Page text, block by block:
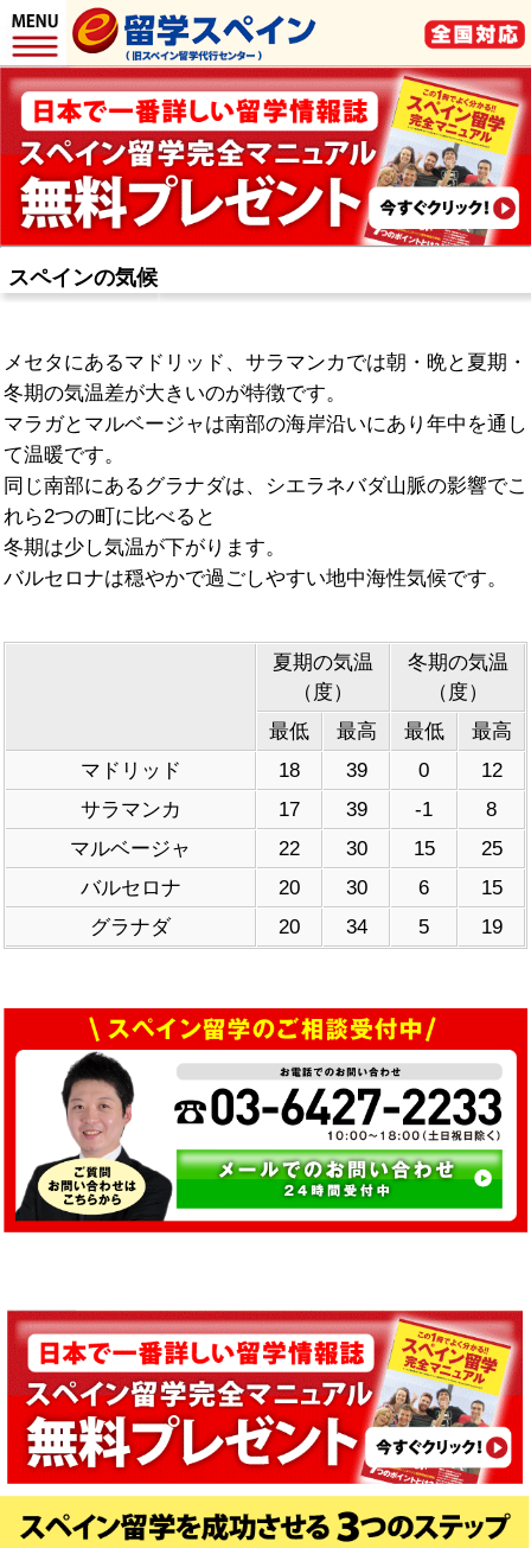
スペインの気候
メセタにあるマドリッド、サラマンカでは朝・晩と夏期・
冬期の気温差が大きいのが特徴です。
マラガとマルベージャは南部の海岸沿いにあり年中を通し
て温暖です。
同じ南部にあるグラナダは、シエラネバダ山脈の影響でこ
れら2つの町に比べると
冬期は少し気温が下がります。
バルセロナは穏やかで過ごしやすい地中海性気候です。
夏期の気温
（度）
冬期の気温
（度）
最低
最高 最低
最高
マドリッド
18 39 0
12
サラマンカ
17 39 -1
8
マルベージャ
22 30 15
25
バルセロナ
20 30 6
15
グラナダ
20 34 5 19